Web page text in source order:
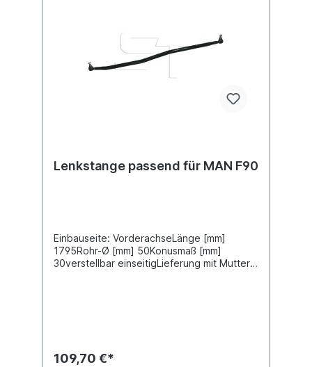
Lenkstange passend für MAN F90
Einbauseite: VorderachseLänge [mm]
1795Rohr-Ø [mm] 50Konusmaß [mm]
30verstellbar einseitigLieferung mit Muttern
109,70 €*